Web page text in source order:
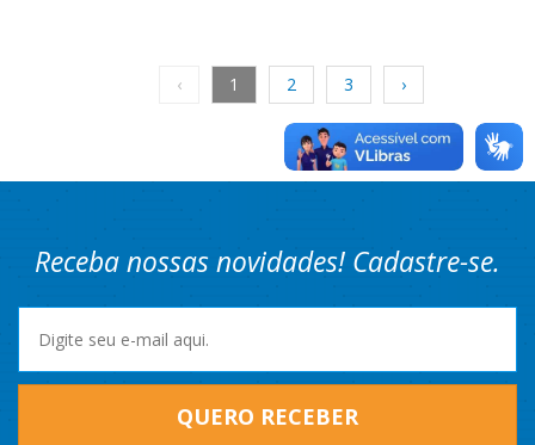
‹ 1 2 3 ›
Receba nossas novidades! Cadastre-se.
QUERO RECEBER